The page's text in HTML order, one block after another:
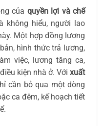
của quyền lợi và chế
không hiểu, người lao
Một hợp đồng lương
hình thức trả lương,
việc, lương tăng ca,
kiện nhà ở. Với xuất
cần bỏ qua một dòng
ca đêm, kế hoạch tiết